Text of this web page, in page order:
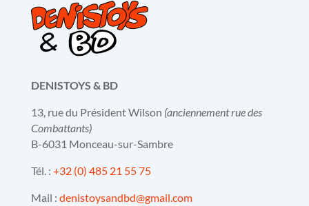
DENISTOYS & BD
13, rue du Président Wilson (anciennement rue des
Combattants)
B-6031 Monceau-sur-Sambre
Tél. : +32 (0) 485 21 55 75
Mail : denistoysandbd@gmail.com